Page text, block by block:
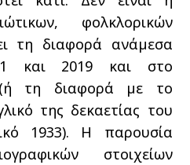
φολκλορικών
τη διαφορά ανάμεσα
και 2019 και στο
(ή τη διαφορά με το
της δεκαετίας του
1933). Η παρουσία
στοιχείων